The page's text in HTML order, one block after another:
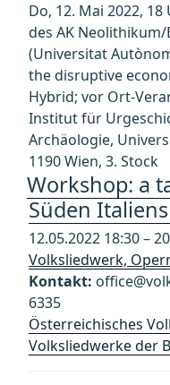
Do, 12. Mai 2022,
des AK
(Universitat
the disruptive
Hybrid; vor Ort-
Institut für
Archäologie,
1190 Wien, 3. Stock
Workshop: a
Süden
12.05.2022 18:30 –
Volksliedwerk,
Kontakt:
6335
Österreichisches
Volksliedwerke der